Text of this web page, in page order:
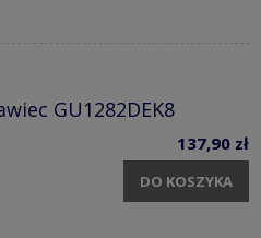
GU1282DEK8
137,90 zł
DO KOSZYKA